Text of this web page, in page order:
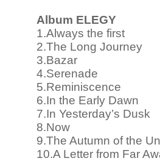
Album ELEGY
1.Always the first
2.The Long Journey
3.Bazar
4.Serenade
5.Reminiscence
6.In the Early Dawn
7.In Yesterday’s Dusk
8.Now
9.The Autumn of the
10.A Letter from Far